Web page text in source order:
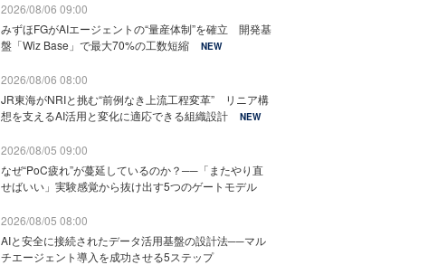
2026/08/06 09:00
みずほFGがAIエージェントの“量産体制”を確立 開発基
盤「Wiz Base」で最大70%の工数短縮
NEW
2026/08/06 08:00
JR東海がNRIと挑む“前例なき上流工程変革” リニア構
想を支えるAI活用と変化に適応できる組織設計
NEW
2026/08/05 09:00
なぜ“PoC疲れ”が蔓延しているのか？──「またやり直
せばいい」実験感覚から抜け出す5つのゲートモデル
2026/08/05 08:00
AIと安全に接続されたデータ活用基盤の設計法──マル
チエージェント導入を成功させる5ステップ